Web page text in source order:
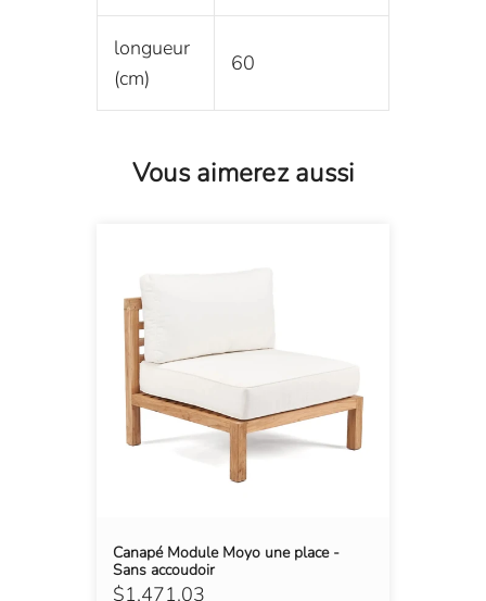
longueur
(cm)
60
Vous aimerez aussi
$1,471.03
Canapé Module Moyo une place -
Sans accoudoir